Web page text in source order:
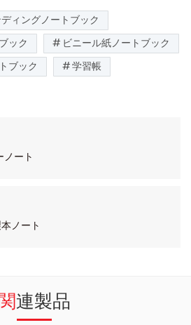
ィングノートブック
ック
ビニール紙ノートブック
ブック
学習帳
ート
ノート
関連製品